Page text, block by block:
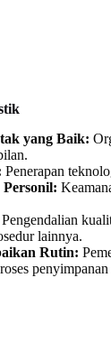
yang Baik:
Penerapan
Pengendalian
lainnya.
Rutin: